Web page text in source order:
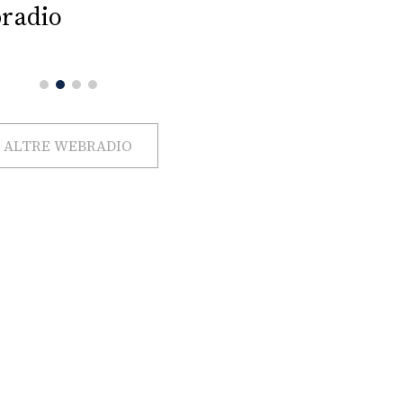
ALTRE WEBRADIO